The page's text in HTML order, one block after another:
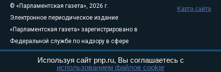
© «Парламентская газета», 2026 г.
Электронное периодическое издание
«Парламентская газета» зарегистрировано в
Федеральной службе по надзору в сфере
связи, информационных технологий и
массовых коммуникаций (Роскомнадзор) 05
Карта сайта
Используя сайт pnp.ru, Вы соглашаетесь с
использованием файлов cookie